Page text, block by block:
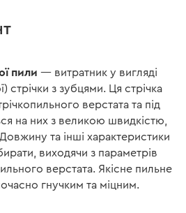
швидка? Більшість
або на деякі
а нової партії
А чому за відгуками
сталь
гостроту?
що ножі
повторного
пили — витратник у вигляді
стрічки з зубцями. Ця стрічка
верстата та під
на них з великою швидкістю,
та інші характеристики
виходячи з параметрів
верстата. Якісне пильне
гнучким та міцним.